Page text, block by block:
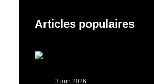
Articles populaires
3 juin 2026